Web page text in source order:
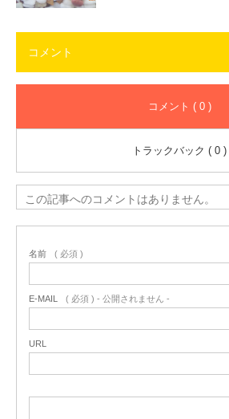
コメント
コメント ( 0 )
トラックバック ( 0 )
この記事へのコメントはありません。
名前 ( 必須 )
E-MAIL ( 必須 ) - 公開されません -
URL